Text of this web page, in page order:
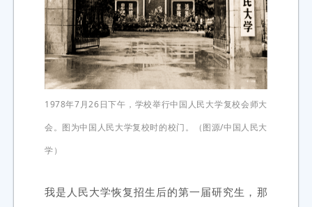
1978年7月26日下午，学校举行中国人民大学复校会师大
会。图为中国人民大学复校时的校门。（图源/中国人民大
学）
我是人民大学恢复招生后的第一届研究生，那